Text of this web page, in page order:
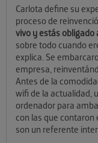
Carlota define su
proceso de
vivo y estás
sobre todo cuando
explica. Se
empresa,
Antes de la
wifi de la actualidad,
ordenador para
con las que contaron
son un referente